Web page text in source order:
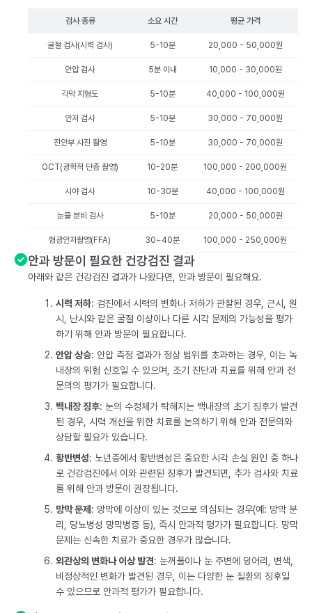
검사 종류 소요 시간 평균 가격
굴절 검사(시력 검사) 5-10분 20,000 - 50,000원
안압 검사 5분 이내 10,000 - 30,000원
각막 지형도 5-10분 40,000 - 100,000원
안저 검사 5-10분 30,000 - 70,000원
전안부 사진 촬영 5-10분 30,000 - 70,000원
OCT(광학적 단층 촬영) 10-20분 100,000 - 200,000원
시야 검사 10-30분 40,000 - 100,000원
눈물 분비 검사 5-10분 20,000 - 50,000원
형광안저촬영(FFA) 30~40분 100,000 - 250,000원
안과 방문이 필요한 건강검진 결과
아래와 같은 건강검진 결과가 나왔다면, 안과 방문이 필요해요.
시력 저하: 검진에서 시력의 변화나 저하가 관찰된 경우, 근시, 원
시, 난시와 같은 굴절 이상이나 다른 시각 문제의 가능성을 평가
하기 위해 안과 방문이 필요합니다.
안압 상승: 안압 측정 결과가 정상 범위를 초과하는 경우, 이는 녹
내장의 위험 신호일 수 있으며, 조기 진단과 치료를 위해 안과 전
문의의 평가가 필요합니다.
백내장 징후: 눈의 수정체가 탁해지는 백내장의 초기 징후가 발견
된 경우, 시력 개선을 위한 치료를 논의하기 위해 안과 전문의와
상담할 필요가 있습니다.
황반변성: 노년층에서 황반변성은 중요한 시각 손실 원인 중 하나
로 건강검진에서 이와 관련된 징후가 발견되면, 추가 검사와 치료
를 위해 안과 방문이 권장됩니다.
망막 문제 : 망막에 이상이 있는 것으로 의심되는 경우(예: 망막 분
리, 당뇨병성 망막병증 등), 즉시 안과적 평가가 필요합니다. 망막
문제는 신속한 치료가 중요한 경우가 많습니다.
외관상의 변화나 이상 발견: 눈꺼풀이나 눈 주변에 덩어리, 변색,
비정상적인 변화가 발견된 경우, 이는 다양한 눈 질환의 징후일
수 있으므로 안과적 평가가 필요합니다.